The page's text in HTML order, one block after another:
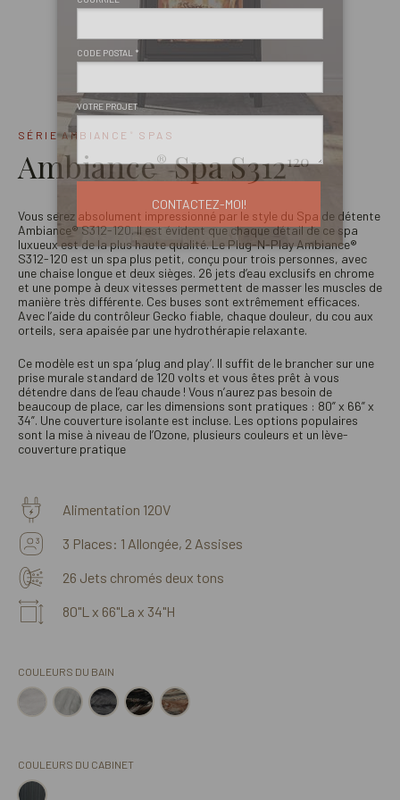
SÉRIE AMBIANCE SPAS
Ambiance®Spa S312120
Vous serez absolument impressionné par le style du Spa de détente
Ambiance® S312-120. Il est évident que chaque détail de ce spa
luxueux est de la plus haute qualité. Le Plug-N-Play Ambiance®
S312-120 est un spa plus petit, conçu pour trois personnes, avec
une chaise longue et deux sièges. 26 jets d’eau exclusifs en chrome
et une pompe à deux vitesses permettent de masser les muscles de
manière très différente. Ces buses sont extrêmement efficaces.
Avec l’aide du contrôleur Gecko fiable, chaque douleur, du cou aux
orteils, sera apaisée par une hydrothérapie relaxante.
Ce modèle est un spa ‘plug and play’. Il suffit de le brancher sur une
prise murale standard de 120 volts et vous êtes prêt à vous
détendre dans de l’eau chaude ! Vous n’aurez pas besoin de
beaucoup de place, car les dimensions sont pratiques : 80” x 66” x
34”. Une couverture isolante est incluse. Les options populaires
sont la mise à niveau de l’Ozone, plusieurs couleurs et un lève-
couverture pratique
Alimentation 120V
3 Places: 1 Allongée, 2 Assises
26 Jets chromés deux tons
80"L x 66"La x 34"H
COULEURS DU BAIN
COULEURS DU CABINET